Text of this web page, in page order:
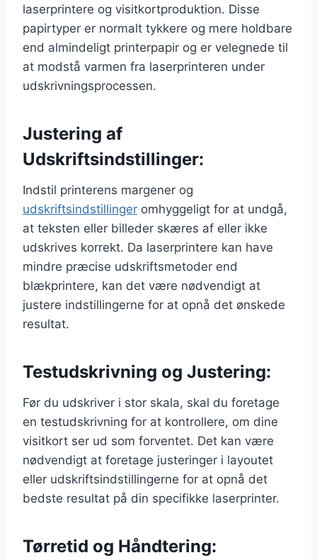
laserprintere og visitkortproduktion. Disse
papirtyper er normalt tykkere og mere holdbare
end almindeligt printerpapir og er velegnede til
at modstå varmen fra laserprinteren under
udskrivningsprocessen.
Justering af
Udskriftsindstillinger:
Indstil printerens margener og
udskriftsindstillinger omhyggeligt for at undgå,
at teksten eller billeder skæres af eller ikke
udskrives korrekt. Da laserprintere kan have
mindre præcise udskriftsmetoder end
blækprintere, kan det være nødvendigt at
justere indstillingerne for at opnå det ønskede
resultat.
Testudskrivning og Justering:
Før du udskriver i stor skala, skal du foretage
en testudskrivning for at kontrollere, om dine
visitkort ser ud som forventet. Det kan være
nødvendigt at foretage justeringer i layoutet
eller udskriftsindstillingerne for at opnå det
bedste resultat på din specifikke laserprinter.
Tørretid og Håndtering: